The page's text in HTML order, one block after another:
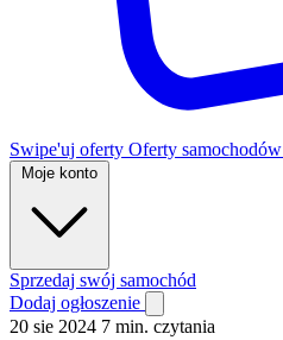
Swipe'uj oferty Oferty samochodów
Moje konto
Sprzedaj swój samochód
Dodaj ogłoszenie
20 sie 2024 7 min. czytania